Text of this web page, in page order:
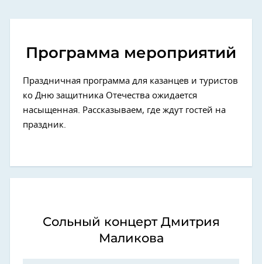
Программа мероприятий
Праздничная программа для казанцев и туристов
ко Дню защитника Отечества ожидается
насыщенная. Рассказываем, где ждут гостей на
праздник.
Сольный концерт Дмитрия
Маликова